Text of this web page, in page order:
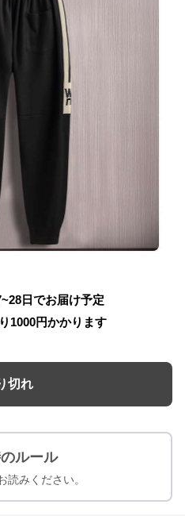
日でお届け予定
1000円かかります
切れ
ルール
読みください。